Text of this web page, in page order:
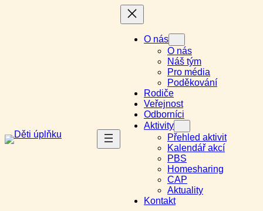
O nás
O nás
Náš tým
Pro média
Poděkování
Rodiče
Veřejnost
Odborníci
Aktivity
Přehled aktivit
Kalendář akcí
PBS
Homesharing
CAP
Aktuality
Kontakt